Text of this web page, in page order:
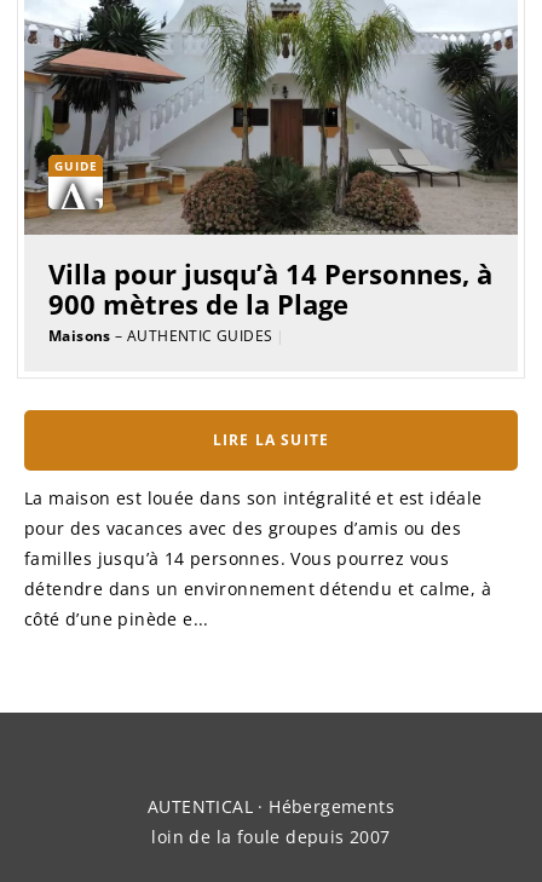
GUIDE
Villa pour jusqu’à 14 Personnes, à
900 mètres de la Plage
Maisons – AUTHENTIC GUIDES |
LIRE LA SUITE
La maison est louée dans son intégralité et est idéale
pour des vacances avec des groupes d’amis ou des
familles jusqu’à 14 personnes. Vous pourrez vous
détendre dans un environnement détendu et calme, à
côté d’une pinède e...
AUTENTICAL · Hébergements
loin de la foule depuis 2007